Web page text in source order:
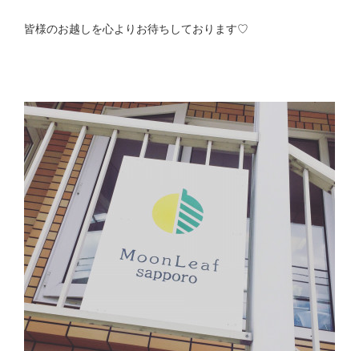
皆様のお越しを心よりお待ちしております♡